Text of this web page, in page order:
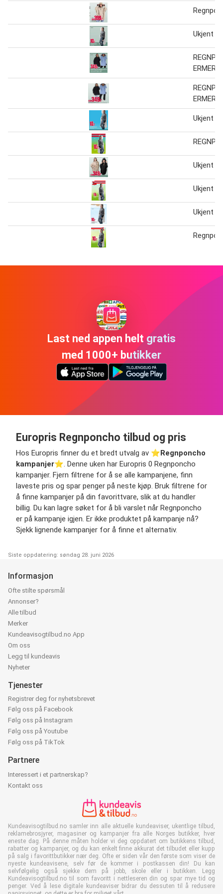
Ukjent
ERMER
ERMER
Ukjent
Ukjent
Ukjent
Ukjent
Last ned appen helt gratis
med 1000+ butikker
Europris Regnponcho tilbud og pris
Hos Europris finner du et bredt utvalg av ⭐️ Regnponcho
kampanjer⭐️. Denne uken har Europris 0 Regnponcho
kampanjer. Fjern filtrene for å se alle kampanjene, finn
laveste pris og spar penger på neste kjøp. Bruk filtrene for
å finne kampanjer på din favorittvare, slik at du handler
billig. Du kan lagre søket for å bli varslet når Regnponcho
er på kampanje igjen. Er ikke produktet på kampanje nå?
Sjekk lignende kampanjer for å finne et alternativ.
Siste oppdatering: søndag 28. juni 2026
Informasjon
Ofte stilte spørsmål
Annonser?
Alle tilbud
Merker
Kundeavisogtilbud.no App
Om oss
Legg til kundeavis
Nyheter
Tjenester
Registrer deg for nyhetsbrevet
Følg oss på Facebook
Følg oss på Instagram
Følg oss på Youtube
Følg oss på TikTok
Partnere
Interessert i et partnerskap?
Kontakt oss
Kundeavisogtilbud.no samler inn alle aktuelle kundeaviser, ukentlige tilbud,
reklamebrosjyrer, magasiner og kampanjer fra alle Norges butikker, hver
eneste dag. På denne måten holder vi deg oppdatert om butikkens tilbud,
rabatter og kampanjer, og du kan enkelt finne akkurat det tilbudet eller kupp
på salg i favorittbutikker nær deg. Ofte er siden vår den første som viser de
nyeste kundeavisene, selv før de kommer i postkassen din! Du kan
selvfølgelig også sjekke dem på jobb, skole eller i butikken. Legg
Kundeavisogtilbud.no til som favoritt i nettleseren din og spar mye tid og
penger. Ved å lese digitale kundeaviser bidrar du dessuten til å redusere